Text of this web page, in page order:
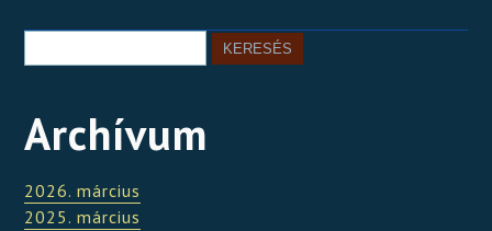
Archívum
2026. március
2025. március